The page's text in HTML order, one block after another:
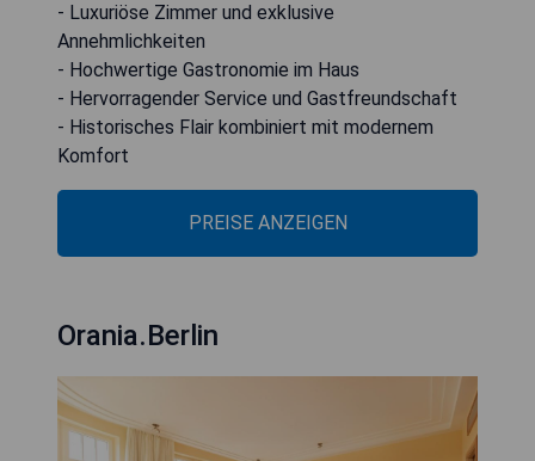
- Luxuriöse Zimmer und exklusive
Annehmlichkeiten
- Hochwertige Gastronomie im Haus
- Hervorragender Service und Gastfreundschaft
- Historisches Flair kombiniert mit modernem
Komfort
PREISE ANZEIGEN
Orania.Berlin